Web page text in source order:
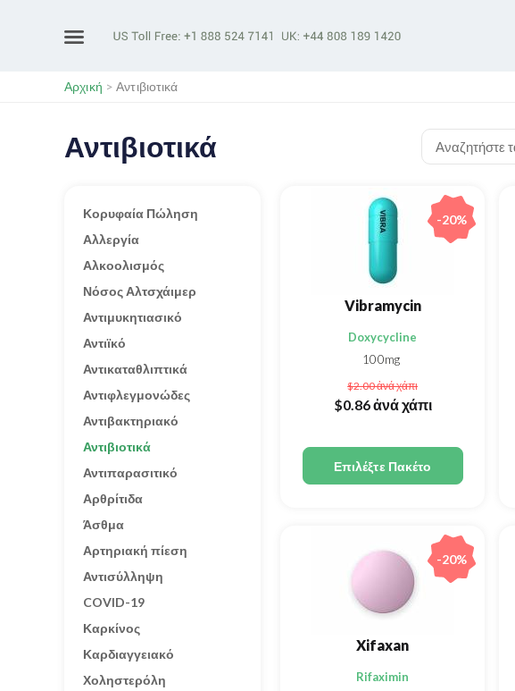
Αρχική >Αντιβιοτικά
Αντιβιοτικά
Κορυφαία Πώληση
Αλλεργία
Αλκοολισμός
Νόσος Αλτσχάιμερ
Αντιμυκητιασικό
Αντιϊκό
Αντικαταθλιπτικά
Αντιφλεγμονώδες
Αντιβακτηριακό
Αντιβιοτικά
Αντιπαρασιτικό
Αρθρίτιδα
Άσθμα
Αρτηριακή πίεση
Αντισύλληψη
COVID-19
Καρκίνος
Καρδιαγγειακό
Χοληστερόλη
Vibramycin
Doxycycline
100mg
$2.00ἀνά χάπι
$0.86ἀνά χάπι
Επιλέξτε Πακέτο
-20%
Xifaxan
Rifaximin
-20%